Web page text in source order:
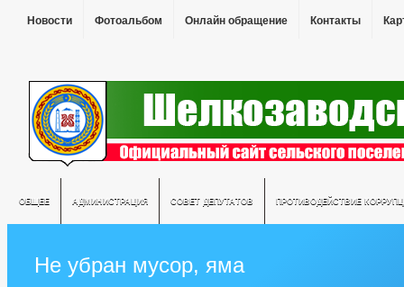
Новости Фотоальбом Онлайн обращение Контакты
ОБЩЕЕ АДМИНИСТРАЦИЯ СОВЕТ ДЕПУТАТОВ ПРОТИВОДЕЙСТВИЕ
Не убран мусор, яма